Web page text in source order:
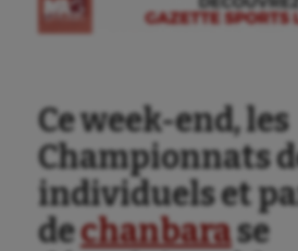
Ce week-end, les
Championnats
individuels et
dechanbarase